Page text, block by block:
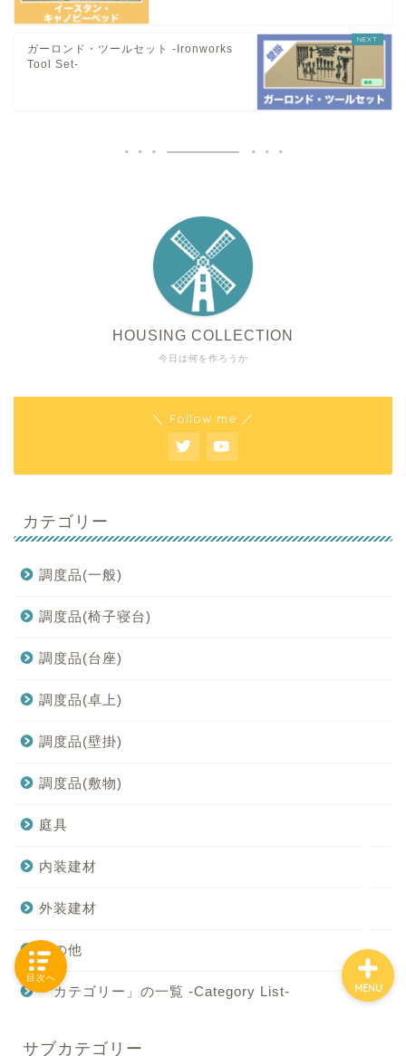
ガーロンド・ツールセット -Ironworks
Tool Set-
今日は何を作ろうか
HOUSING COLLECTION
＼ Follow me ／
カテゴリー
調度品(一般)
調度品(椅子寝台)
調度品(台座)
調度品(卓上)
調度品(壁掛)
調度品(敷物)
庭具
内装建材
外装建材
その他
「カテゴリー」の一覧 -Category List-
サブカテゴリー
MENU
目次へ